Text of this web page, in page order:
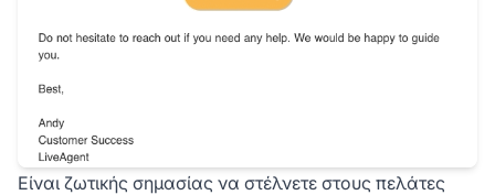
Είναι ζωτικής σημασίας να στέλνετε στους πελάτες